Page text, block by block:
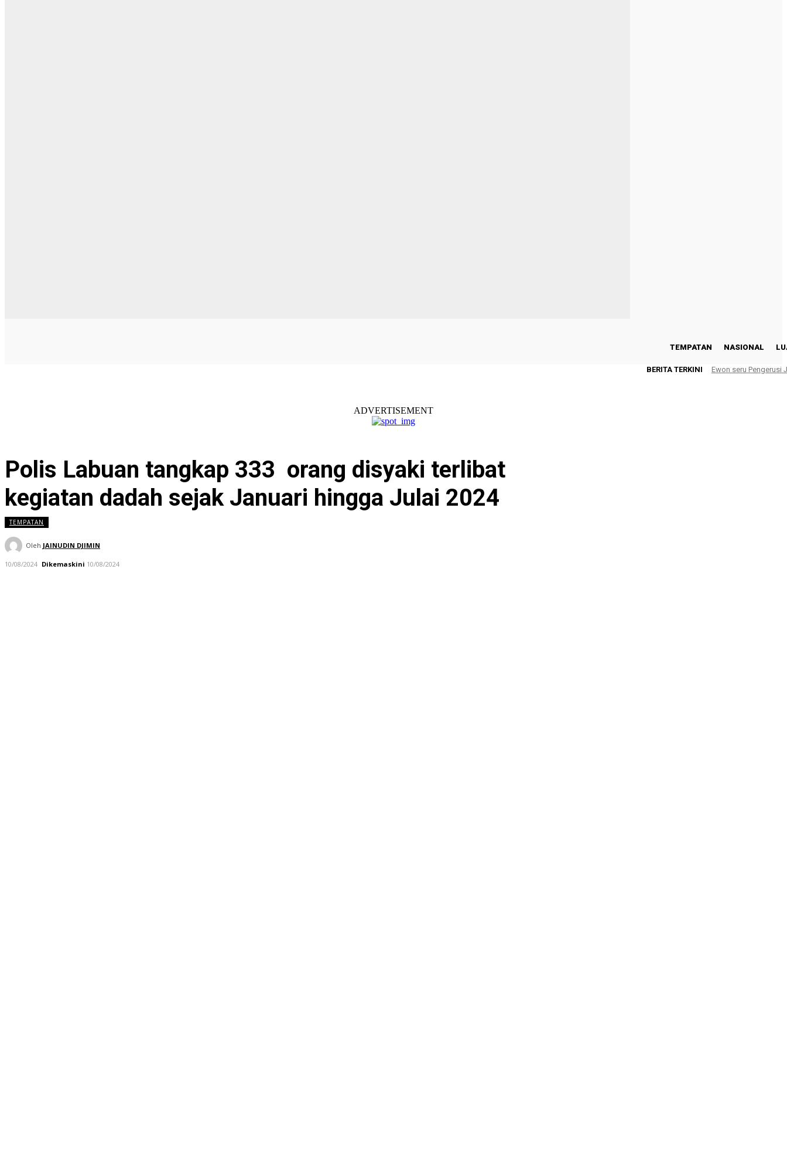
TEMPATAN NASIONAL
BERITA TERKINI Ewon seru Pengerusi
ADVERTISEMENT
Polis Labuan tangkap 333 orang disyaki terlibat
kegiatan dadah sejak Januari hingga Julai 2024
TEMPATAN
Oleh JAINUDIN DJIMIN
10/08/2024 Dikemaskini 10/08/2024